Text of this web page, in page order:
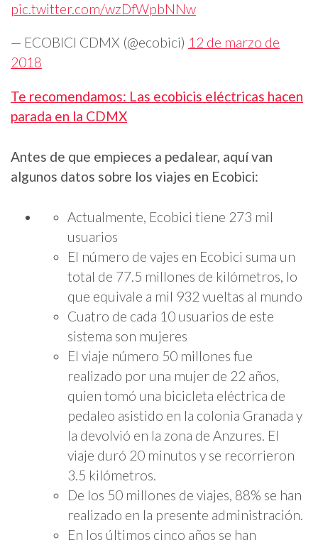
pic.twitter.com/wzDfWpbNNw
— ECOBICI CDMX (@ecobici) 12 de marzo de
2018
Te recomendamos: Las ecobicis eléctricas hacen
parada en la CDMX
Antes de que empieces a pedalear, aquí van
algunos datos sobre los viajes en Ecobici:
Actualmente, Ecobici tiene 273 mil
usuarios
El número de vajes en Ecobici suma un
total de 77.5 millones de kilómetros, lo
que equivale a mil 932 vueltas al mundo
Cuatro de cada 10 usuarios de este
sistema son mujeres
El viaje número 50 millones fue
realizado por una mujer de 22 años,
quien tomó una bicicleta eléctrica de
pedaleo asistido en la colonia Granada y
la devolvió en la zona de Anzures. El
viaje duró 20 minutos y se recorrieron
3.5 kilómetros.
De los 50 millones de viajes, 88% se han
realizado en la presente administración.
En los últimos cinco años se han